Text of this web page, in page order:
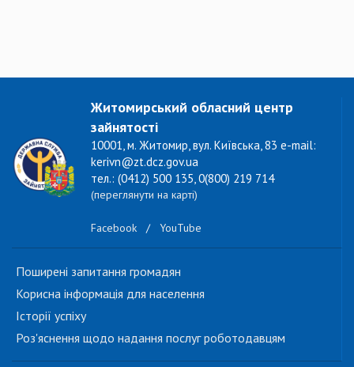
Житомирський обласний центр
зайнятості
10001, м. Житомир, вул. Київська, 83 e-mail:
kerivn@zt.dcz.gov.ua
тел.: (0412) 500 135, 0(800) 219 714
(переглянути на карті)
Facebook / YouTube
Поширені запитання громадян
Корисна інформація для населення
Історії успіху
Роз'яснення щодо надання послуг роботодавцям